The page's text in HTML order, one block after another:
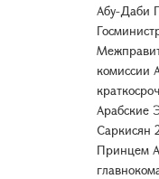
Абу-Даби
Арабские
Саркисян
Принцем